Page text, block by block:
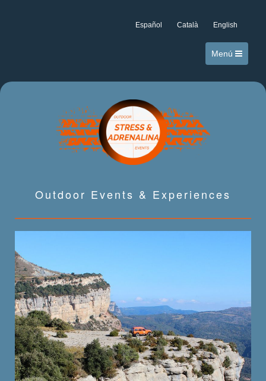
Español Català English
Menú
Outdoor Events & Experiences